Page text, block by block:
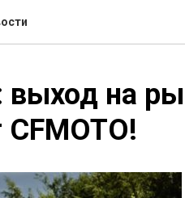
выход на